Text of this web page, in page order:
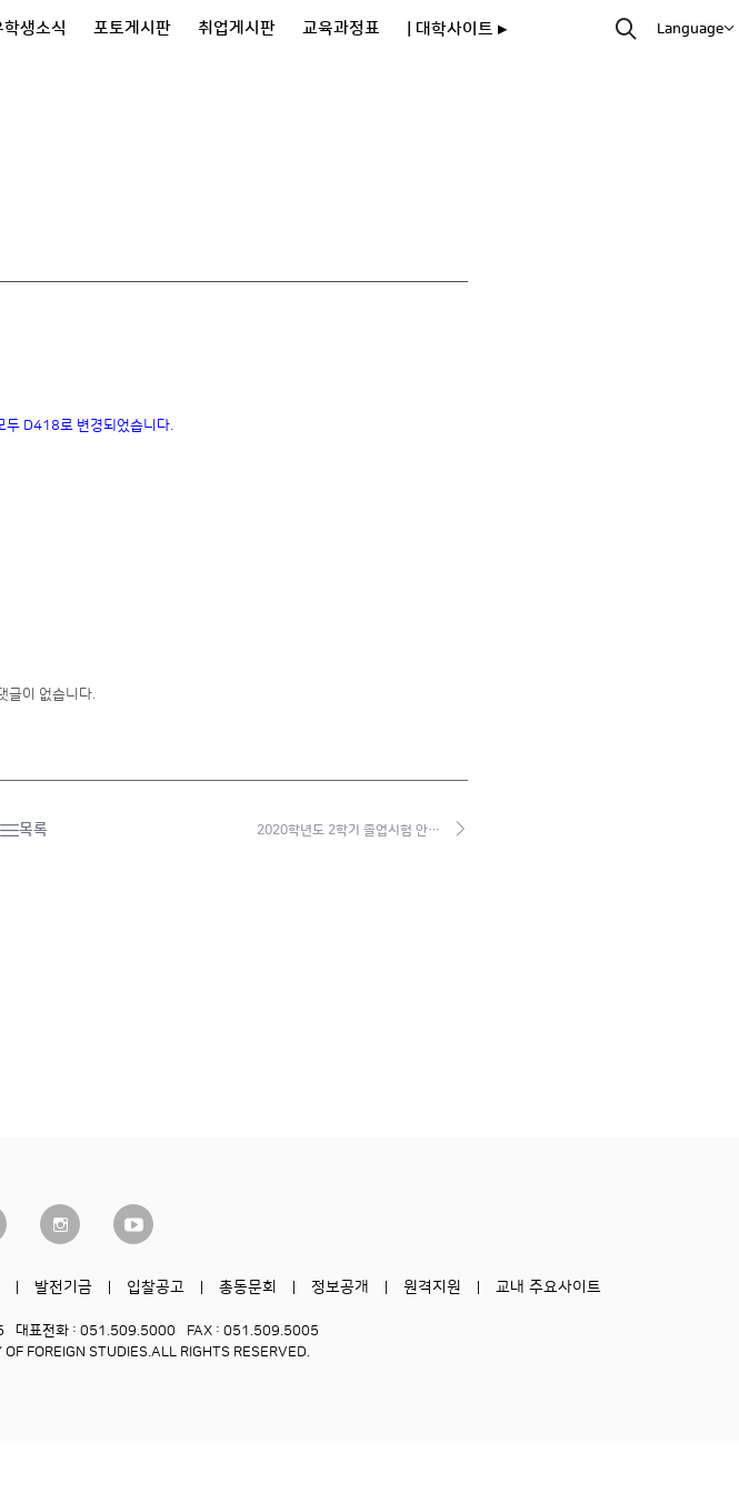
학생소식 포토게시판 취업게시판 교육과정표 | 대학사이트 ▸ Language
두 D418로 변경되었습니다.
글이 없습니다.
목록 2020학년도 2학기 졸업시험 안…
발전기금 입찰공고 총동문회 정보공개 원격지원 교내 주요사이트
대표전화 : 051.509.5000
FAX : 051.509.5005
FOREIGN STUDIES. ALL RIGHTS RESERVED.